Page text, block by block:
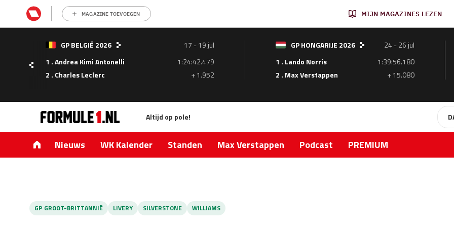
MAGAZINE TOEVOEGEN MIJN MAGAZINES LEZEN
GP BELGIË 2026
17 - 19 jul
1 . Andrea Kimi Antonelli
1:24:42.479
2 . Charles Leclerc
+ 1.952
GP HONGARIJE 2026
24 - 26 jul
1 . Lando Norris
1:39:56.180
2 . Max Verstappen
+ 15.080
Altijd op pole!
Nieuws WK Kalender Standen Max Verstappen Podcast PREMIUM
GP GROOT-BRITTANNIË LIVERY SILVERSTONE WILLIAMS